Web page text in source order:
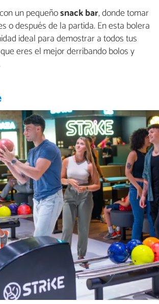
un pequeñosnack bar, donde tomar
o después de la partida. En esta bolera
ideal para demostrar a todos tus
eres el mejor derribando bolos y